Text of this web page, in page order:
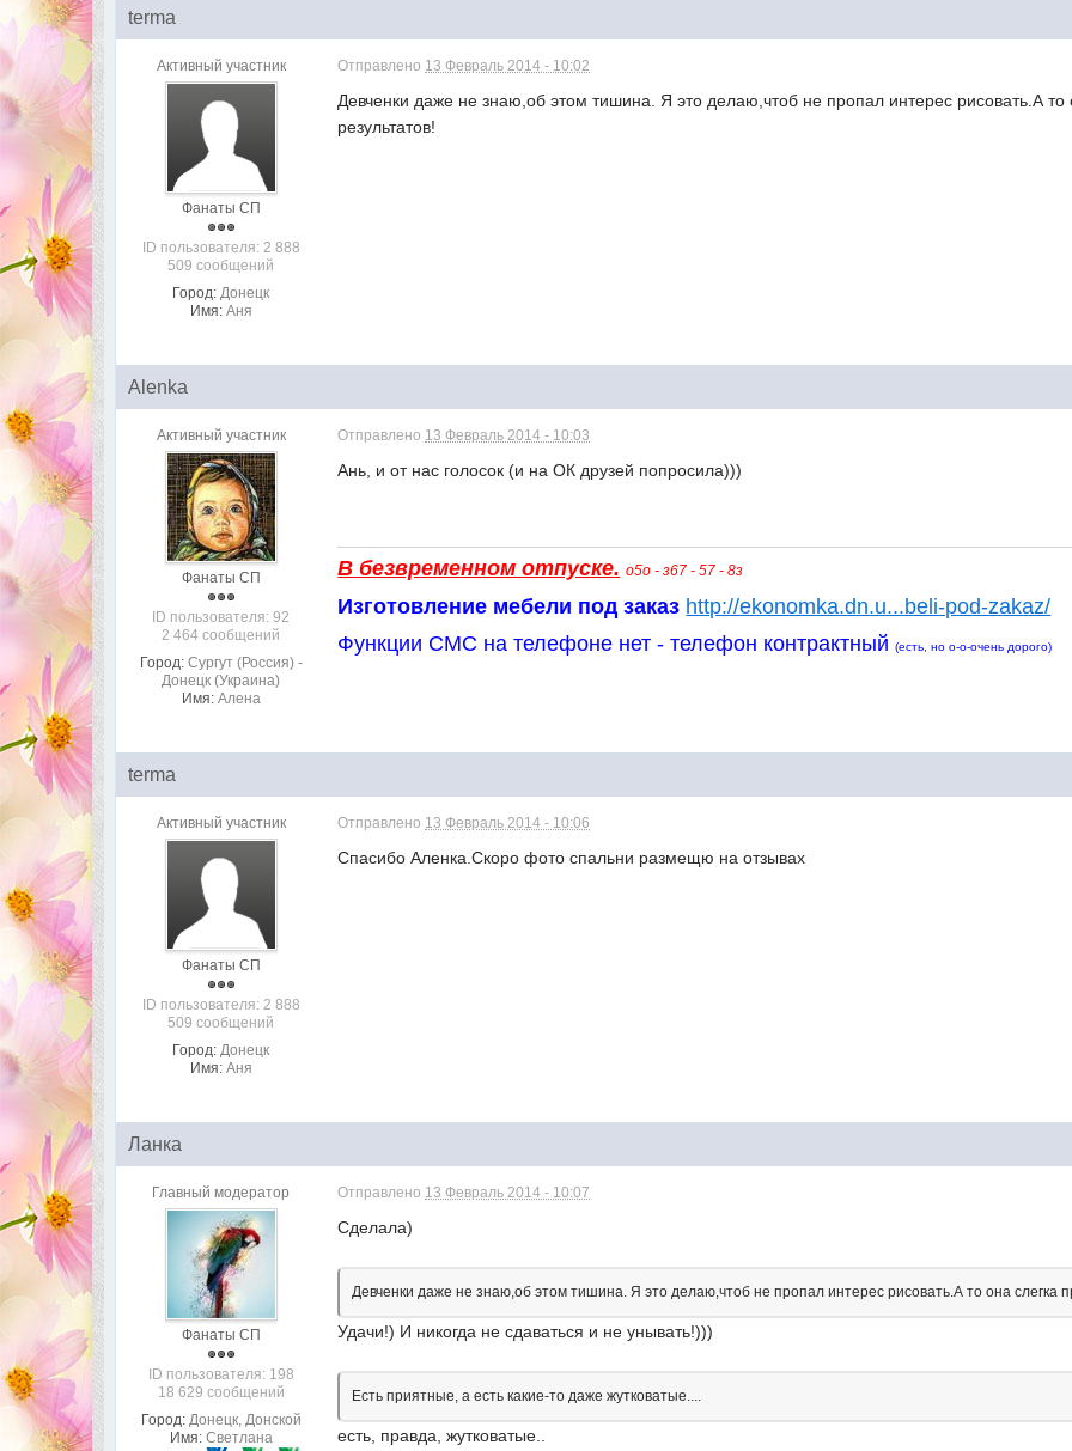
terma
Активный участник
Фанаты СП
ID пользователя: 2 888
509 сообщений
Город: Донецк
Имя: Аня
Отправлено 13 Февраль 2014 - 10:02
Девченки даже не знаю,об этом тишина. Я это делаю,чтоб не пропал интерес рисовать.А то
результатов!
Alenka
Активный участник
Фанаты СП
ID пользователя: 92
2 464 сообщений
Город: Сургут (Россия) -
Донецк (Украина)
Имя: Алена
Отправлено 13 Февраль 2014 - 10:03
Ань, и от нас голосок (и на ОК друзей попросила)))
В безвременном отпуске. о5о - з67 - 57 - 8з
Изготовление мебели под заказ http://ekonomka.dn.u...beli-pod-zakaz/
Функции СМС на телефоне нет - телефон контрактный(есть, но о-о-очень дорого)
terma
Активный участник
Фанаты СП
ID пользователя: 2 888
509 сообщений
Город: Донецк
Имя: Аня
Отправлено 13 Февраль 2014 - 10:06
Спасибо Аленка.Скоро фото спальни размещю на отзывах
Ланка
Главный модератор
Фанаты СП
ID пользователя: 198
18 629 сообщений
Город: Донецк, Донской
Имя: Светлана
Отправлено 13 Февраль 2014 - 10:07
Сделала)
Девченки даже не знаю,об этом тишина. Я это делаю,чтоб не пропал интерес рисовать.А то она слегка
Удачи!) И никогда не сдаваться и не унывать!)))
Есть приятные, а есть какие-то даже жутковатые....
есть, правда, жутковатые..